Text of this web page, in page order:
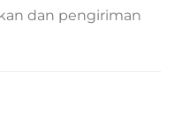
dan pengiriman